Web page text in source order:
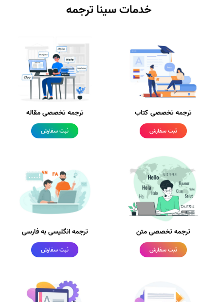
خدمات سینا ترجمه
ترجمه تخصصی کتاب
ثبت سفارش
ترجمه تخصصی مقاله
ثبت سفارش
ترجمه تخصصی متن
ثبت سفارش
ترجمه انگلیسی به فارسی
ثبت سفارش